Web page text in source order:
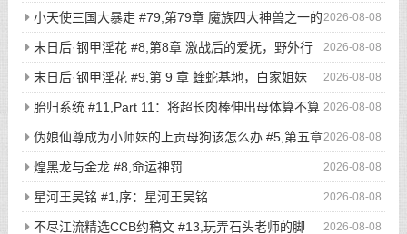
2026-08-08
小天使三国大暴走 #79,第79章 魔族四大神兽之一的
不死鸟登场，奇葩猎鸡小队被吓的屁滚尿流
2026-08-08
末日后·钢甲淫花 #8,第8章 激战后的爱抚，野外行
走与寸止高潮（2）
2026-08-08
末日后·钢甲淫花 #9,第 9 章 蝰蛇基地，白家姐妹
（1）
2026-08-08
胎归系统 #11,Part 11：将超长肉棒伸出母体算不算
是一种扶她化？
2026-08-08
伪娘仙尊成为小师妹的上贡母狗该怎么办 #5,第五章
驯兽大阵！被刻下奴隶烙印的话，就再也没有翻盘的希望了吧？
2026-08-08
煌黑龙与金龙 #8,命运神罚
2026-08-08
星河王吴铭 #1,序：星河王吴铭
2026-08-08
不尽江流精选CCB约稿文 #13,玩弄石头老师的脚